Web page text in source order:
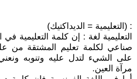
: (التعليمية = الديداكتيك)
التعليمية لغة : إن كلمة التعليمية في
صناعي لكلمة تعليم المشتقة من
على الشيء لتدل عليه وتنوبه
مرآة العين.